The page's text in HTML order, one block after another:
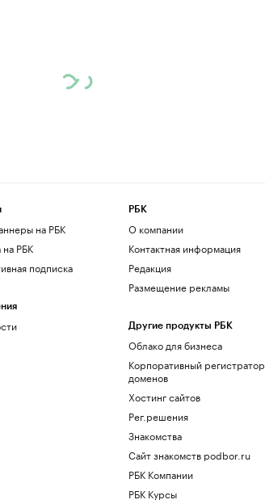
на РБК
РБК
подписка
РБК
О компании
Контактная информация
Редакция
Размещение рекламы
Другие продукты РБК
Облако для бизнеса
Корпоративный регистратор
доменов
Хостинг сайтов
Рег.решения
Знакомства
Сайт знакомств podbor.ru
РБК Компании
РБК Курсы